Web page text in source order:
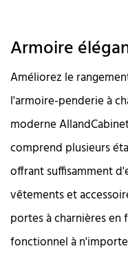
Armoire
Améliorez le
l'armoire-penderie à
moderne
comprend plusieurs
offrant suffisamment
vêtements et
portes à charnières
fonctionnel à